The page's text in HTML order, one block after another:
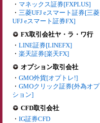
・ マネックス証券[FXPLUS]
・ 三菱UFJ eスマート証券[三菱
UFJ eスマート証券FX]
FX取引会社ヤ・ラ・ワ行
・ LINE証券[LINEFX]
・ 楽天証券[楽天FX]
オプション取引会社
・ GMO外貨[オプトレ!]
・ GMOクリック証券[外為オプ
ション]
CFD取引会社
・ IG証券CFD